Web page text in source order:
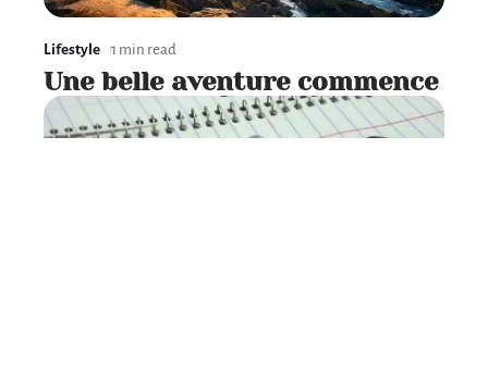
Lifestyle 1 min read
Une belle aventure commence